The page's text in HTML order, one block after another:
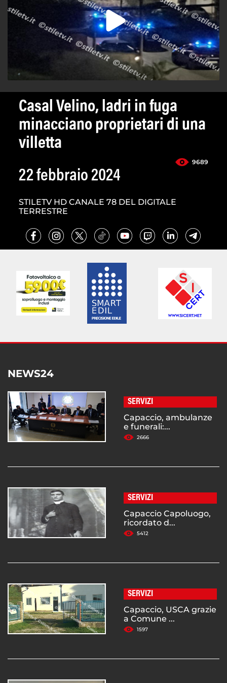
Casal Velino, ladri in fuga
minacciano proprietari di una
villetta
9689
22 febbraio 2024
STILETV HD CANALE 78 DEL DIGITALE
TERRESTRE
NEWS24
SERVIZI
Capaccio, ambulanze
e funerali:...
2666
SERVIZI
Capaccio Capoluogo,
ricordato d...
5412
SERVIZI
Capaccio, USCA grazie
a Comune ...
1597